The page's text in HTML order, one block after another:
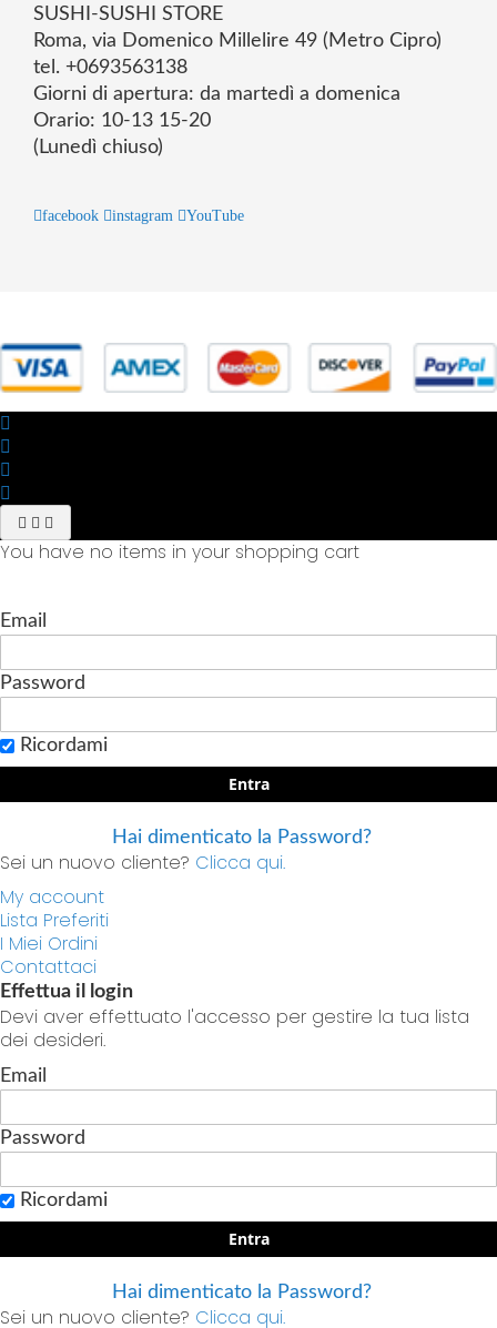
SUSHI-SUSHI STORE
Roma, via Domenico Millelire 49 (Metro Cipro)
tel. +0693563138
Giorni di apertura: da martedì a domenica
Orario: 10-13 15-20
(Lunedì chiuso)
facebook instagram YouTube
You have no items in your shopping cart
Email
Password
Ricordami
Entra
Hai dimenticato la Password?
Sei un nuovo cliente? Clicca qui.
My account
Lista Preferiti
I Miei Ordini
Contattaci
Effettua il login
Devi aver effettuato l'accesso per gestire la tua lista
dei desideri.
Email
Password
Ricordami
Entra
Hai dimenticato la Password?
Sei un nuovo cliente? Clicca qui.